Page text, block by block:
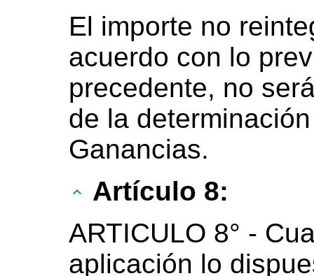
El importe no
acuerdo con lo
precedente, no
de la
Ganancias.
Artículo 8:
ARTICULO 8° -
aplicación lo